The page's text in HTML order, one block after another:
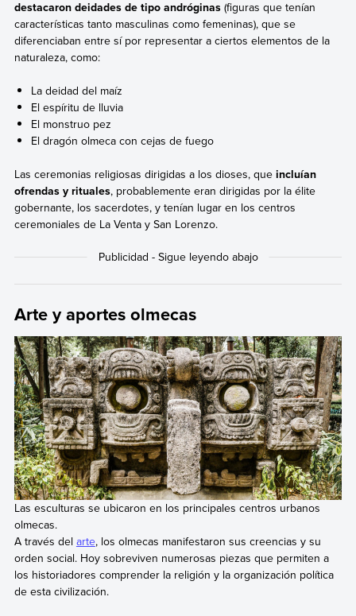
destacaron deidades de tipo andróginas(figuras que tenían
características tanto masculinas como femeninas), que se
diferenciaban entre sí por representar a ciertos elementos de la
naturaleza, como:
La deidad del maíz
El espíritu de lluvia
El monstruo pez
El dragón olmeca con cejas de fuego
Las ceremonias religiosas dirigidas a los dioses, que incluían
ofrendas y rituales, probablemente eran dirigidas por la élite
gobernante, los sacerdotes, y tenían lugar en los centros
ceremoniales de La Venta y San Lorenzo.
Arte y aportes olmecas
Las esculturas se ubicaron en los principales centros urbanos
olmecas.
A través del arte, los olmecas manifestaron sus creencias y su
orden social. Hoy sobreviven numerosas piezas que permiten a
los historiadores comprender la religión y la organización política
de esta civilización.